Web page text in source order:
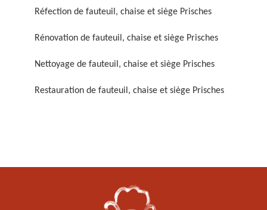
chaise et siège 59
chaise et siège 59
Réfection de fauteuil, chaise et siège Prisches
Rénovation de fauteuil, chaise et siège Prisches
Nettoyage de fauteuil, chaise et siège Prisches
Restauration de fauteuil, chaise et siège Prisches